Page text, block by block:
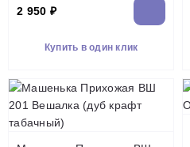
2 950 ₽
Купить в один клик